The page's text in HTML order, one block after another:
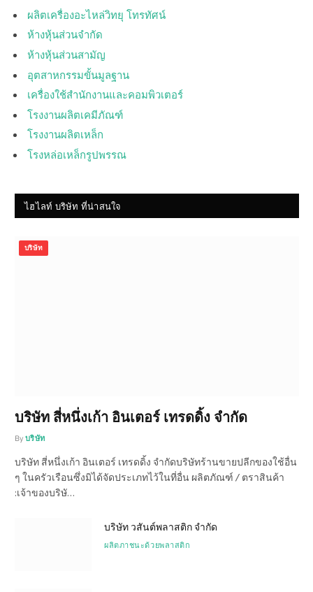
ผลิตเครื่องอะไหล่วิทยุ โทรทัศน์
ห้างหุ้นส่วนจำกัด
ห้างหุ้นส่วนสามัญ
อุตสาหกรรมขั้นมูลฐาน
เครื่องใช้สำนักงานและคอมพิวเตอร์
โรงงานผลิตเคมีภัณฑ์
โรงงานผลิตเหล็ก
โรงหล่อเหล็กรูปพรรณ
ไฮไลท์ บริษัท ที่น่าสนใจ
บริษัท
บริษัท สี่หนึ่งเก้า อินเตอร์ เทรดดิ้ง จำกัด
By บริษัท
บริษัท สี่หนึ่งเก้า อินเตอร์ เทรดดิ้ง จำกัดบริษัทร้านขายปลีกของใช้อื่น
ๆ ในครัวเรือนซึ่งมิได้จัดประเภทไว้ในที่อื่น ผลิตภัณฑ์ / ตราสินค้า
:เจ้าของบริษั…
บริษัท วสันต์พลาสติก จำกัด
ผลิตภาชนะด้วยพลาสติก